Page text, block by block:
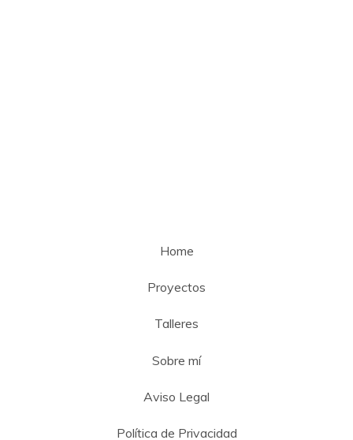
Home
Proyectos
Talleres
Sobre mí
Aviso Legal
Política de Privacidad